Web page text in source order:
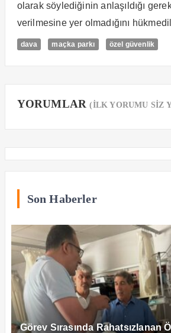
olarak söylediğinin anlaşıldığı
verilmesine yer olmadığını
dava maçka parkı özel güvenlik
YORUMLAR(İLK YORUMU SİZ
Son Haberler
Görev Sırasında Rahatsızlanan